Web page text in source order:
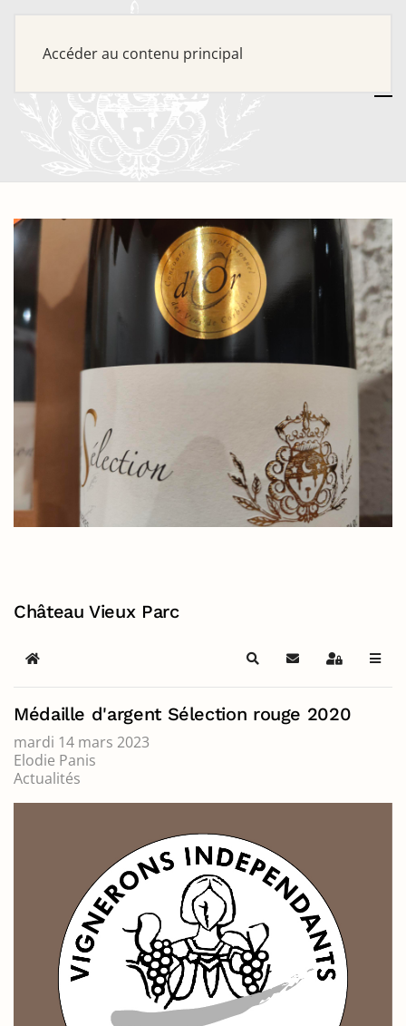
Accéder au contenu principal
Château Vieux Parc
Home SearchS'abonner au blog
Sign In
Médaille d'argent Sélection rouge 2020
mardi 14 mars 2023
Elodie Panis
Actualités